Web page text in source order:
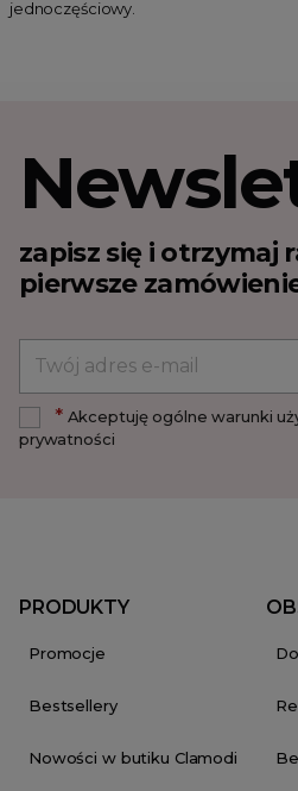
jednoczęściowy.
zapisz się i otrzymaj
pierwsze
*Akceptuję ogólne warunki
prywatności
PRODUKTY
Promocje
Bestsellery
Nowości w butiku Clamodi